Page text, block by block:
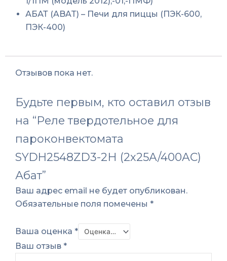
АБАТ (ABAT) – Печи для пиццы (ПЭК-600,
ПЭК-400)
Отзывов пока нет.
Будьте первым, кто оставил отзыв
на “Реле твердотельное для
пароконвектомата
SYDH2548ZD3-2Н (2х25A/400AC)
Абат”
Ваш адрес email не будет опубликован.
Обязательные поля помечены *
Ваша оценка *
Ваш отзыв *